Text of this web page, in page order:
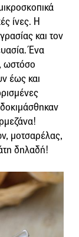
ίνες. Η
και τον
Ένα
ωστόσο
έως και
μοτσαρέλας,
δηλαδή!